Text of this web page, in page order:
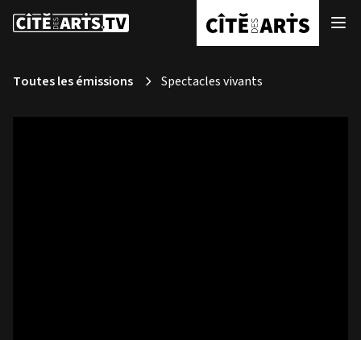
Toutes les émissions Spectacles vivants